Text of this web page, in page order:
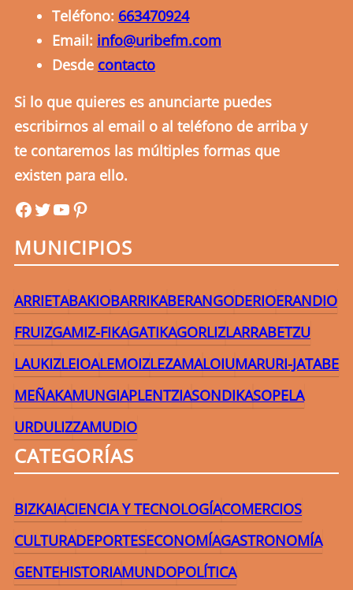
Teléfono: 663470924
Email: info@uribefm.com
Desde contacto
Si lo que quieres es anunciarte puedes
escribirnos al email o al teléfono de arriba y
te contaremos las múltiples formas que
existen para ello.
uribefmuribefmYouTube Pinterest
MUNICIPIOS
ARRIETABAKIOBARRIKABERANGODERIOERANDIO
FRUIZGAMIZ-FIKAGATIKAGORLIZLARRABETZU
LAUKIZLEIOALEMOIZLEZAMALOIUMARURI-JATABE
MEÑAKAMUNGIAPLENTZIASONDIKASOPELA
URDULIZZAMUDIO
CATEGORÍAS
BIZKAIACIENCIA Y TECNOLOGÍACOMERCIOS
CULTURADEPORTESECONOMÍAGASTRONOMÍA
GENTEHISTORIAMUNDOPOLÍTICA